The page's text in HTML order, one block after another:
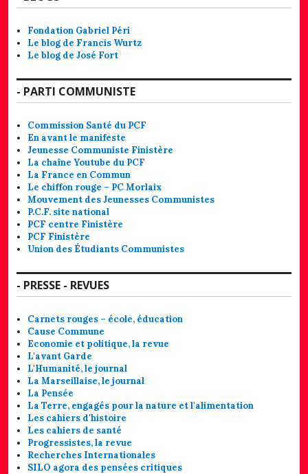
Fondation Gabriel Péri
Le blog de Francis Wurtz
Le blog de José Fort
- PARTI COMMUNISTE
Commission Santé du PCF
En avant le manifeste
Jeunesse Communiste Finistère
La chaîne Youtube du PCF
La France en Commun
Le chiffon rouge – PC Morlaix
Mouvement des Jeunesses Communistes
P.C.F. site national
PCF centre Finistère
PCF Finistère
Union des Étudiants Communistes
- PRESSE - REVUES
Carnets rouges – école, éducation
Cause Commune
Economie et politique, la revue
L'avant Garde
L'Humanité, le journal
La Marseillaise, le journal
La Pensée
La Terre, engagés pour la nature et l'alimentation
Les cahiers d'histoire
Les cahiers de santé
Progressistes, la revue
Recherches Internationales
SILO agora des pensées critiques